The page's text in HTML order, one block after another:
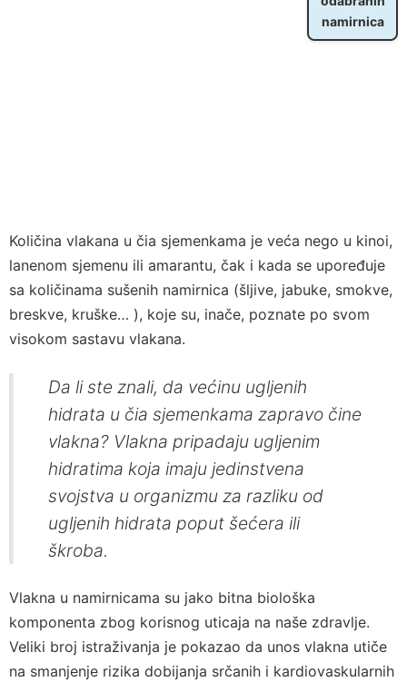
Količina vlakana u čia sjemenkama je veća nego u kinoi,
lanenom sjemenu ili amarantu, čak i kada se upoređuje
sa količinama sušenih namirnica (šljive, jabuke, smokve,
breskve, kruške… ), koje su, inače, poznate po svom
visokom sastavu vlakana.
Da li ste znali, da većinu ugljenih
hidrata u čia sjemenkama zapravo čine
vlakna? Vlakna pripadaju ugljenim
hidratima koja imaju jedinstvena
svojstva u organizmu za razliku od
ugljenih hidrata poput šećera ili
škroba.
Vlakna u namirnicama su jako bitna biološka
komponenta zbog korisnog uticaja na naše zdravlje.
Veliki broj istraživanja je pokazao da unos vlakna utiče
na smanjenje rizika dobijanja srčanih i kardiovaskularnih
namirnica